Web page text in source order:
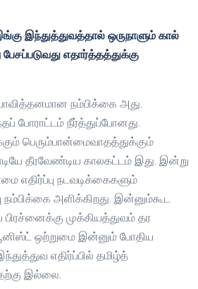
இந்துத்துவத்தால் ஒருநாளும் கால்
எதார்த்தத்துக்கு
நம்பிக்கை அது.
போராட்டம் நீர்த்துப்போனது.
பெரும்பான்மைவாதத்துக்கும்
தீரவேண்டிய காலகட்டம் இது. இன்று
எதிர்ப்பு நடவடிக்கைகளும்
நம்பிக்கை அளிக்கிறது. இன்னும்கூட
முக்கியத்துவம் தர
ஒற்றுமை இன்னும் போதிய
எதிர்ப்பில் தமிழ்த்
இல்லை.